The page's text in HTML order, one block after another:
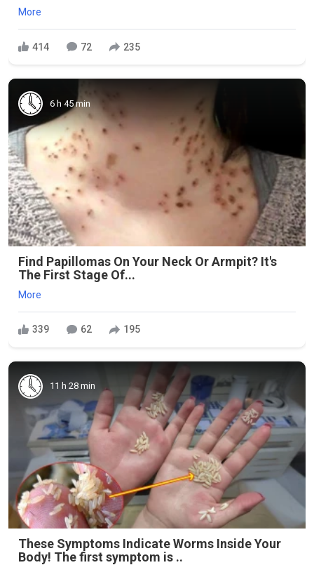
More
414 72 235
6 h 45 min
Find Papillomas On Your Neck Or Armpit? It's
The First Stage Of...
More
339 62 195
11 h 28 min
These Symptoms Indicate Worms Inside Your
Body! The first symptom is ..